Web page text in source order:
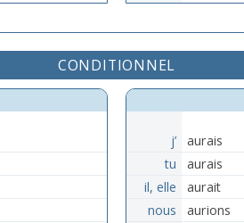
CONDITIONNEL
j’ aurais
tu
aurais
il, elle
aurait
nous
aurions